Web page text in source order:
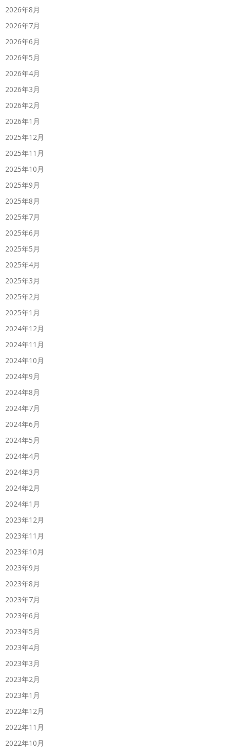
2026年8月
2026年7月
2026年6月
2026年5月
2026年4月
2026年3月
2026年2月
2026年1月
2025年12月
2025年11月
2025年10月
2025年9月
2025年8月
2025年7月
2025年6月
2025年5月
2025年4月
2025年3月
2025年2月
2025年1月
2024年12月
2024年11月
2024年10月
2024年9月
2024年8月
2024年7月
2024年6月
2024年5月
2024年4月
2024年3月
2024年2月
2024年1月
2023年12月
2023年11月
2023年10月
2023年9月
2023年8月
2023年7月
2023年6月
2023年5月
2023年4月
2023年3月
2023年2月
2023年1月
2022年12月
2022年11月
2022年10月